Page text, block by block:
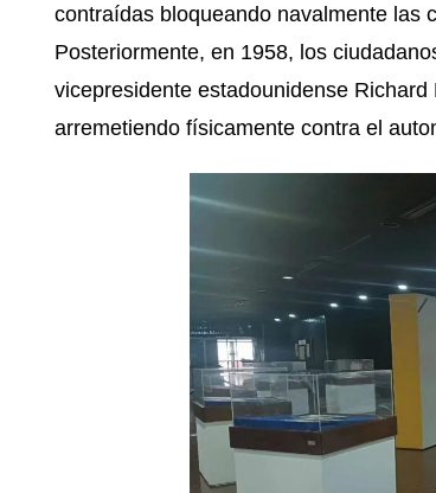
contraídas bloqueando navalmente las
Posteriormente, en 1958, los
vicepresidente estadounidense
arremetiendo físicamente contra el